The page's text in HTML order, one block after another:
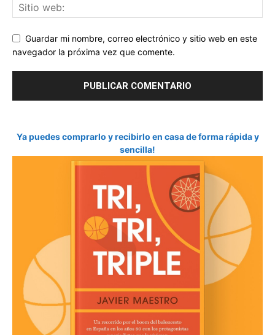
Guardar mi nombre, correo electrónico y sitio web en este
navegador la próxima vez que comente.
Ya puedes comprarlo y recibirlo en casa de forma rápida y
sencilla!